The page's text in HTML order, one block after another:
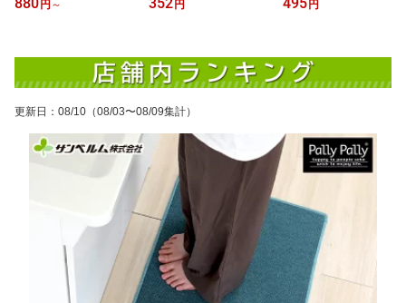
ベルム（sanbelm)
円 ～
洗える 小さい スポンジ
円
綿100％ 蛍光染料不使用
円
更新日 ： 08/10 （08/03〜08/09集計）